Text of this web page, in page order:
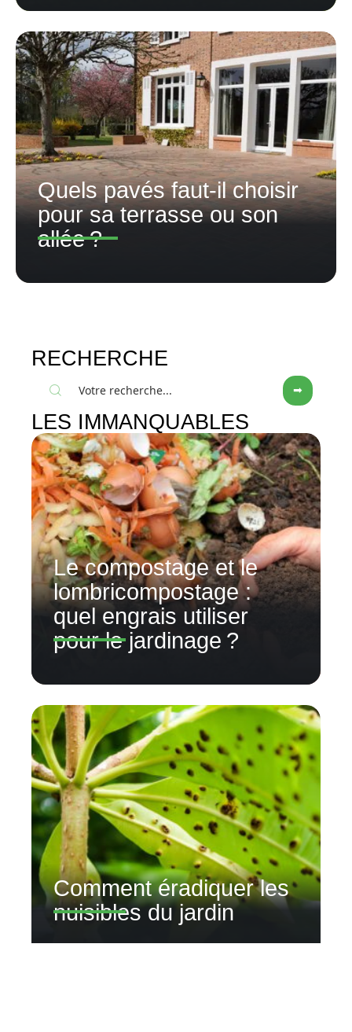
Quels pavés faut-il choisir
pour sa terrasse ou son
allée ?
RECHERCHE
LES IMMANQUABLES
Le compostage et le
lombricompostage :
quel engrais utiliser
pour le jardinage ?
Comment éradiquer les
nuisibles du jardin